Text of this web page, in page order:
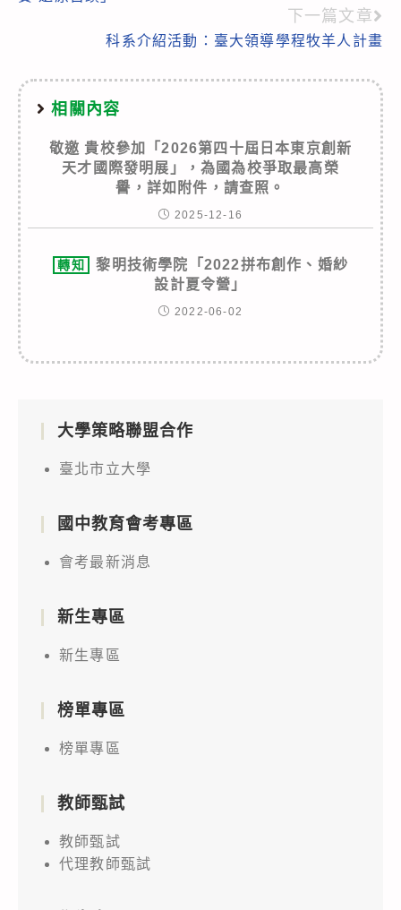
下一篇文章
科系介紹活動：臺大領導學程牧羊人計畫
相關內容
敬邀 貴校參加「2026第四十屆日本東京創新
天才國際發明展」，為國為校爭取最高榮
譽，詳如附件，請查照。
2025-12-16
轉知
黎明技術學院「2022拼布創作、婚紗
設計夏令營」
2022-06-02
大學策略聯盟合作
臺北市立大學
國中教育會考專區
會考最新消息
新生專區
新生專區
榜單專區
榜單專區
教師甄試
教師甄試
代理教師甄試